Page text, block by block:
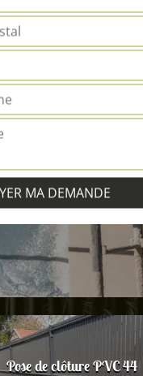
Pose de clôture PVC 44